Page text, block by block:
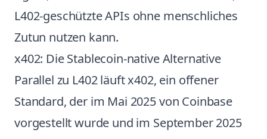
L402-geschützte APIs ohne menschliches
Zutun nutzen kann.
x402: Die Stablecoin-native Alternative
Parallel zu L402 läuft x402, ein offener
Standard, der im Mai 2025 von Coinbase
vorgestellt wurde und im September 2025